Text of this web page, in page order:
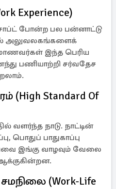
Experience)
போன்ற பல பன்னாட்டு
அலுவலகங்களைக்
இந்த பெரிய
பணியாற்றி சர்வதேச
Standard Of
வளர்ந்த நாடு. நாட்டின்
பொதுப் பாதுகாப்பு
இங்கு வாழவும் வேலை
(Work-Life